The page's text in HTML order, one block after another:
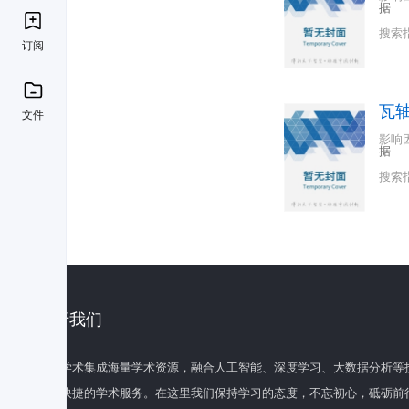
订阅
文件
据
搜索
瓦
影响
据
搜索
关于我们
百度学术集成海量学术资源，融合人工智能、深度学习、大数据分析
全面快捷的学术服务。在这里我们保持学习的态度，不忘初心，砥砺前